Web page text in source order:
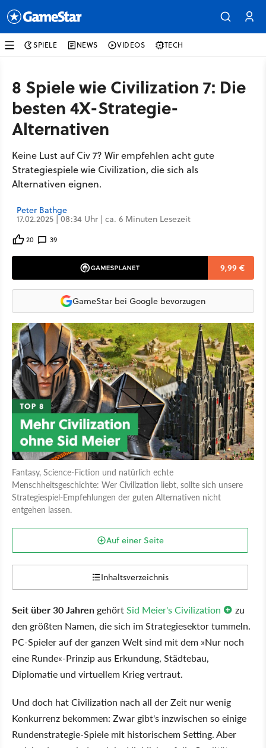
SPIELE NEWS VIDEOS TECH
8 Spiele wie Civilization 7: Die
besten 4X-Strategie-
Alternativen
Keine Lust auf Civ 7? Wir empfehlen acht gute
Strategiespiele wie Civilization, die sich als
Alternativen eignen.
Peter Bathge
17.02.2025 | 08:34 Uhr | ca. 6 Minuten Lesezeit
20 39
9,99 €
GameStar bei Google bevorzugen
Fantasy, Science-Fiction und natürlich echte
Menschheitsgeschichte: Wer Civilization liebt, sollte sich unsere
Strategiespiel-Empfehlungen der guten Alternativen nicht
entgehen lassen.
Auf einer Seite
Inhaltsverzeichnis
Seit über 30 Jahren gehörtSid Meier's Civilization
zu
den größten Namen, die sich im Strategiesektor tummeln.
PC-Spieler auf der ganzen Welt sind mit dem »Nur noch
eine Runde«-Prinzip aus Erkundung, Städtebau,
Diplomatie und virtuellem Krieg vertraut.
Und doch hat Civilization nach all der Zeit nur wenig
Konkurrenz bekommen: Zwar gibt's inzwischen so einige
Rundenstrategie-Spiele mit historischem Setting. Aber